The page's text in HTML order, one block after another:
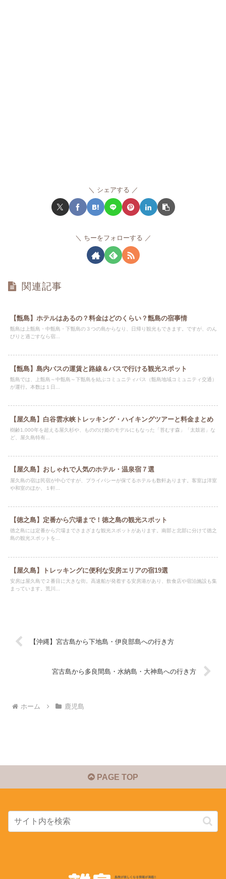
シェアする
ちーをフォローする
関連記事
【甑島】ホテルはあるの？料金はどのくらい？甑島の宿事情
甑島は上甑島・中甑島・下甑島の３つの島からなり、日帰り観光もできます。ですが、のん
びりと過ごすなら宿...
【甑島】島内バスの運賃と路線＆バスで行ける観光スポット
甑島では、上甑島～中甑島～下甑島を結ぶコミュニティバス（甑島地域コミュニティ交通）
が運行。本数は１日...
【屋久島】白谷雲水峡トレッキング・ハイキングツアーと料金まとめ
樹齢1,000年を超える屋久杉や、もののけ姫のモデルにもなった「苔むす森」「太鼓岩」な
ど、屋久島特有...
【屋久島】おしゃれで人気のホテル・温泉宿７選
屋久島の宿は民宿が中心ですが、プライバシーが保てるホテルも数軒あります。客室は洋室
や和室のほか、１軒...
【徳之島】定番から穴場まで！徳之島の観光スポット
徳之島には定番から穴場までさまざまな観光スポットがあります。南部と北部に分けて徳之
島の観光スポットを...
【屋久島】トレッキングに便利な安房エリアの宿19選
安房は屋久島で２番目に大きな街。高速船が発着する安房港があり、飲食店や宿泊施設も集
まっています。荒川...
【沖縄】宮古島から下地島・伊良部島への行き方
宮古島から多良間島・水納島・大神島への行き方
ホーム 鹿児島
PAGE TOP